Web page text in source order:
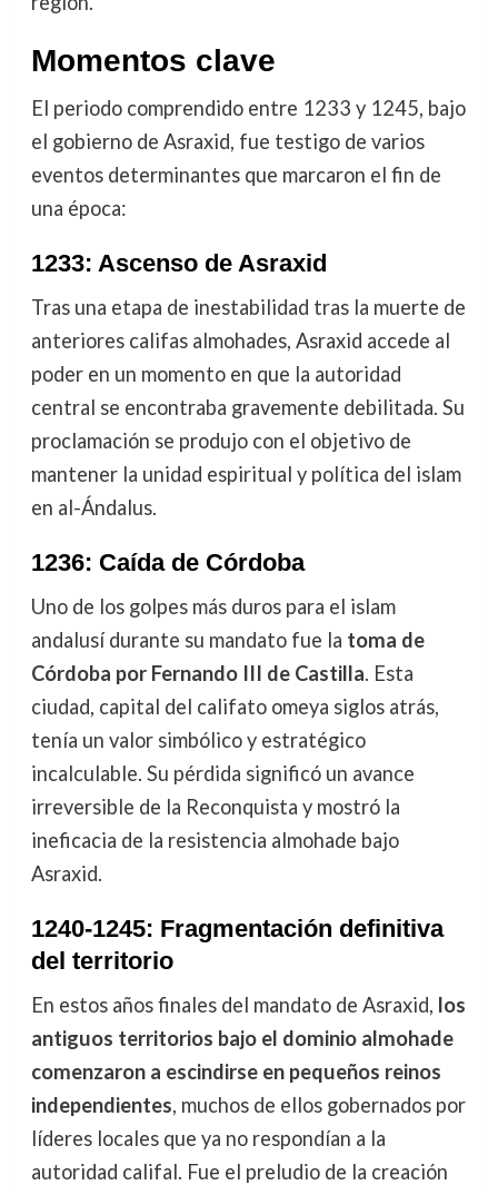
Momentos clave
El periodo comprendido entre 1233 y 1245, bajo
el gobierno de Asraxid, fue testigo de varios
eventos determinantes que marcaron el fin de
una época:
1233: Ascenso de Asraxid
Tras una etapa de inestabilidad tras la muerte de
anteriores califas almohades, Asraxid accede al
poder en un momento en que la autoridad
central se encontraba gravemente debilitada. Su
proclamación se produjo con el objetivo de
mantener la unidad espiritual y política del islam
en al-Ándalus.
1236: Caída de Córdoba
Uno de los golpes más duros para el islam
andalusí durante su mandato fue la toma de
Córdoba por Fernando III de Castilla. Esta
ciudad, capital del califato omeya siglos atrás,
tenía un valor simbólico y estratégico
incalculable. Su pérdida significó un avance
irreversible de la Reconquista y mostró la
ineficacia de la resistencia almohade bajo
Asraxid.
1240-1245: Fragmentación definitiva
del territorio
En estos años finales del mandato de Asraxid, los
antiguos territorios bajo el dominio almohade
comenzaron a escindirse en pequeños reinos
independientes, muchos de ellos gobernados por
líderes locales que ya no respondían a la
autoridad califal. Fue el preludio de la creación